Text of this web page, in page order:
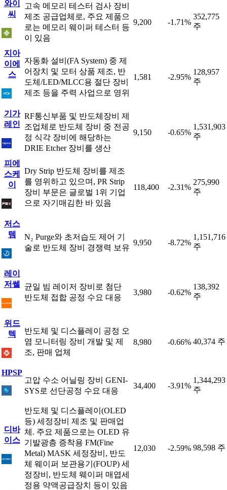
와이
씨
고속 메모리 테스터 검사 장비
제조 공급업체로, 주요 제품으
로는 메모리 웨이퍼 테스터 등
이 있음
9,200 -1.71%
352,775
주
지아
이에
스
자동화 설비(FA System) 중 제
어장치 및 모터 상품 제조, 반
도체/LED/MLCC용 절단 장비
제조 등을 주력 사업으로 영위
1,581 -2.95%
128,957
주
기가
레인
RF통신부품 및 반도체장비 제
조업체로 반도체 장비 중 전공
정 식각 장비에 해당하는
DRIE Etcher 장비를 생산
9,150 -0.65%
1,531,903
주
피에
스케
이
Dry Strip 반도체 장비를 제조
를 영위하고 있으며, PR Strip
장비 부문은 글로벌 1위 기업
으로 자기매김한 바 있음
118,400 -2.31%
275,990
주
저스
템
N₂ Purge와 초저습도 제어 기
술로 반도체 장비 경쟁력 보유
9,950 -8.72%
1,151,716
주
레이
저쎌
균일 빔 레이저 장비로 첨단
반도체 접합 공정 수요 대응
3,980 -0.62%
138,392
주
위드
텍
반도체 및 디스플레이 공정 오
염 모니터링 장비 개발 및 제
조, 판매 업체
8,980 -0.66% 40,374 주
HPSP
고압 수소 어닐링 장비 GENI-
SYS로 선단공정 수요 대응
34,400 -3.91%
1,344,293
주
디바
이스
반도체 및 디스플레이(OLED
등) 세정장비 제조 및 판매업
체. 주요 제품으로는 OLED 유
기발광층 증착용 FM(Fine
Metal) MASK 세정장비, 반도
체 웨이퍼 보관용기(FOUP) 세
정장비, 반도체 웨이퍼 매엽세
정용 약액공급장치 등이 있음
12,030 -2.59% 98,598 주